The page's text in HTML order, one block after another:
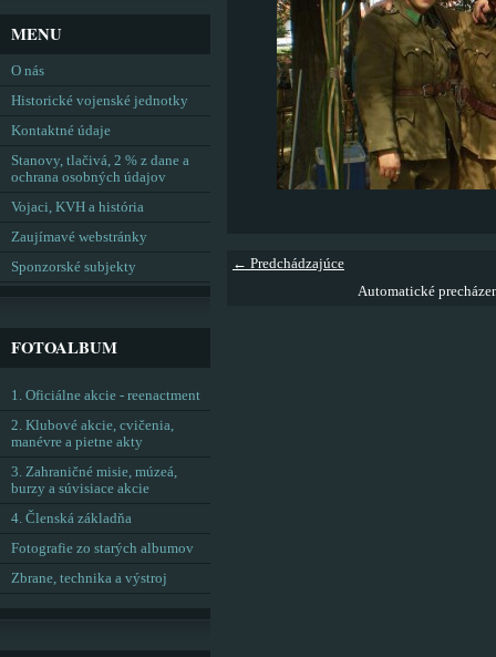
← Predchádzajúce
Automatické
MENU
O nás
Historické vojenské jednotky
Kontaktné údaje
Stanovy, tlačivá, 2 % z dane a
ochrana osobných údajov
Vojaci, KVH a história
Zaujímavé webstránky
Sponzorské subjekty
FOTOALBUM
1. Oficiálne akcie - reenactment
2. Klubové akcie, cvičenia,
manévre a pietne akty
3. Zahraničné misie, múzeá,
burzy a súvisiace akcie
4. Členská základňa
Fotografie zo starých albumov
Zbrane, technika a výstroj